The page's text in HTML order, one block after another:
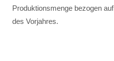
Produktionsmenge bezogen
des Vorjahres.